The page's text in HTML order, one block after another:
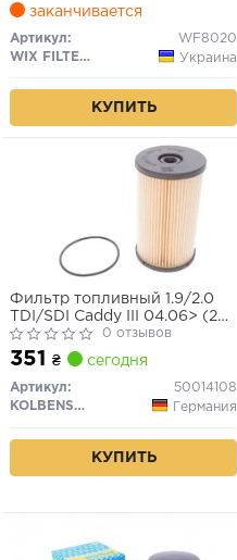
заканчивается
Артикул:
WF8020
WIX FILTERS
Украина
КУПИТЬ
Фильтр топливный 1.9/2.0
TDI/SDI Caddy III 04.06> (2K-
6-090001>)/Golf V/Octavia
A5
0 отзывов
351 ₴ сегодня
Артикул:
50014108
KOLBENSCHMIDT
Германия
КУПИТЬ